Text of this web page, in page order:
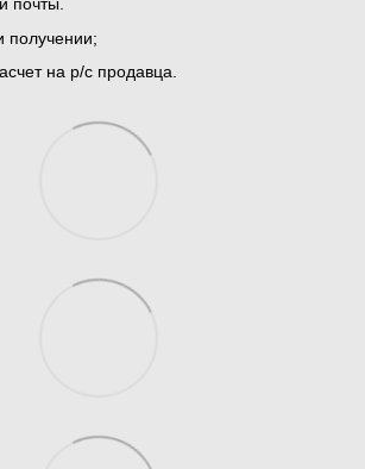
получении;
на р/с продавца.